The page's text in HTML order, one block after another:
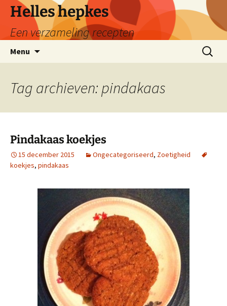
naar
inhoud
Helles hepkes
Een verzameling recepten
Menu
Zoeken
naar:
Tag archieven: pindakaas
Pindakaas koekjes
15 december 2015 Ongecategoriseerd, Zoetigheid
koekjes, pindakaas